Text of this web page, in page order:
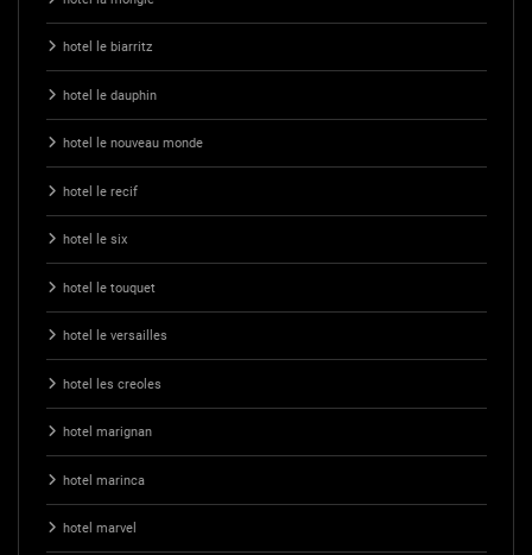
hotel le biarritz
hotel le dauphin
hotel le nouveau monde
hotel le recif
hotel le six
hotel le touquet
hotel le versailles
hotel les creoles
hotel marignan
hotel marinca
hotel marvel